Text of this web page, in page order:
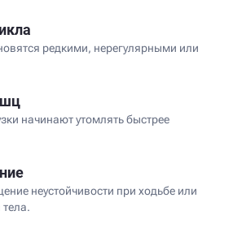
редкими, нерегулярными или
начинают утомлять быстрее
неустойчивости при ходьбе или